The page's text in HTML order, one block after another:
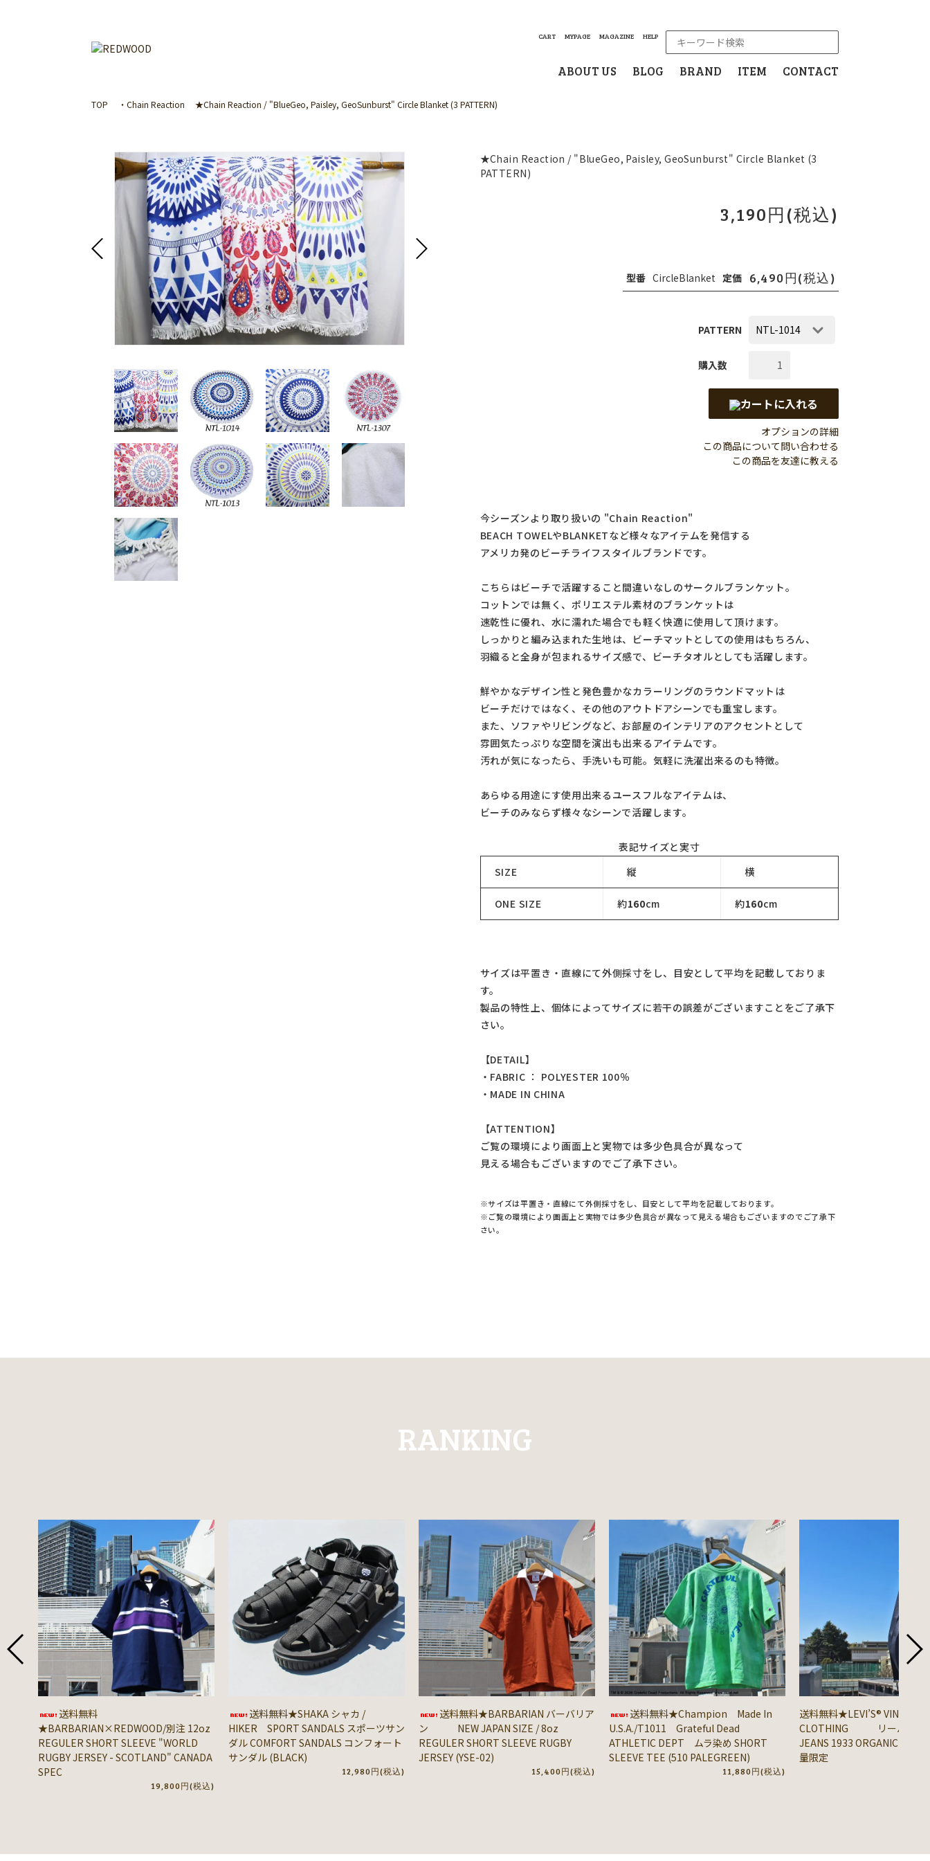
CART MYPAGE MAGAZINE HELP
ABOUT US BLOG BRAND ITEM CONTACT
TOP ・Chain Reaction ★Chain Reaction / "BlueGeo, Paisley, GeoSunburst" Circle Blanket (3 PATTERN)
★Chain Reaction / "BlueGeo, Paisley, GeoSunburst" Circle Blanket (3
PATTERN)
3,190円(税込)
型番 CircleBlanket 定価 6,490円(税込)
PATTERN
購入数
カートに入れる
オプションの詳細
この商品について問い合わせる
この商品を友達に教える
今シーズンより取り扱いの "Chain Reaction"
BEACH TOWELやBLANKETなど様々なアイテムを発信する
アメリカ発のビーチライフスタイルブランドです。
こちらはビーチで活躍すること間違いなしのサークルブランケット。
コットンでは無く、ポリエステル素材のブランケットは
速乾性に優れ、水に濡れた場合でも軽く快適に使用して頂けます。
しっかりと編み込まれた生地は、ビーチマットとしての使用はもちろん、
羽織ると全身が包まれるサイズ感で、ビーチタオルとしても活躍します。
鮮やかなデザイン性と発色豊かなカラーリングのラウンドマットは
ビーチだけではなく、その他のアウトドアシーンでも重宝します。
また、ソファやリビングなど、お部屋のインテリアのアクセントとして
雰囲気たっぷりな空間を演出も出来るアイテムです。
汚れが気になったら、手洗いも可能。気軽に洗濯出来るのも特徴。
あらゆる用途にす使用出来るユースフルなアイテムは、
ビーチのみならず様々なシーンで活躍します。
表記サイズと実寸
SIZE
縦 横
ONE SIZE 約160cm 約160cm
サイズは平置き・直線にて外側採寸をし、目安として平均を記載しておりま
す。
製品の特性上、個体によってサイズに若干の誤差がございますことをご了承下
さい。
【DETAIL】
・FABRIC ： POLYESTER 100％
・MADE IN CHINA
【ATTENTION】
ご覧の環境により画面上と実物では多少色具合が異なって
見える場合もございますのでご了承下さい。
※サイズは平置き・直線にて外側採寸をし、目安として平均を記載しております。
※ご覧の環境により画面上と実物では多少色具合が異なって見える場合もございますのでご了承下
さい。
RANKING
送料無料
★BARBARIAN×REDWOOD/別注 12oz
REGULER SHORT SLEEVE "WORLD
RUGBY JERSEY - SCOTLAND" CANADA
SPEC
19,800円(税込)
送料無料★SHAKA シャカ /
HIKER SPORT SANDALS スポーツサン
ダル COMFORT SANDALS コンフォート
サンダル (BLACK)
12,980円(税込)
送料無料★BARBARIAN バーバリア
ン NEW JAPAN SIZE / 8oz
REGULER SHORT SLEEVE RUGBY
JERSEY (YSE-02)
15,400円(税込)
送料無料★Champion Made In
U.S.A./T1011 Grateful Dead
ATHLETIC DEPT ムラ染め SHORT
SLEEVE TEE (510 PALEGREEN)
11,880円(税込)
送料無料★LEVI’S® VINTAGE
CLOTHING リーバイス®
JEANS 1933 ORGANIC
量限定